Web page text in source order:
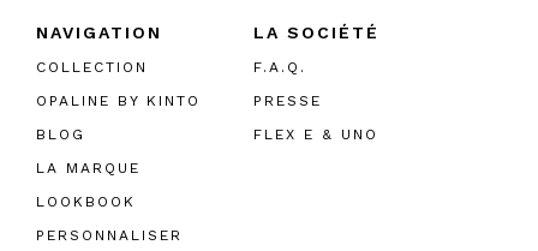
NAVIGATION
COLLECTION
OPALINE BY KINTO
BLOG
LA MARQUE
LOOKBOOK
PERSONNALISER
LA SOCIÉTÉ
F.A.Q.
PRESSE
FLEX E & UNO